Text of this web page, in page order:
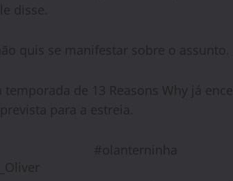
disse.
quis se manifestar sobre o assunto.
temporada de 13 Reasons Why já
para a estreia.
#olanterninha